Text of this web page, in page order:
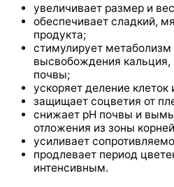
увеличивает размер и
обеспечивает сладкий,
продукта;
стимулирует метаболизм
высвобождения кальция,
почвы;
ускоряет деление
защищает соцветия от
снижает pH почвы и
отложения из зоны
усиливает
продлевает период
интенсивным.